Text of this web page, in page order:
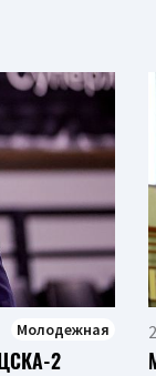
Молодежная
2